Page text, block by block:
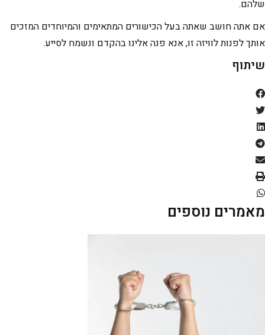
שלהם.
אם אתה חושב שאתה בעל הכישורים המתאימים והמיוחדים המזכים
אותך לפנות לוויזה זו, אנא פנה אלינו בהקדם ונשמח לסייע.
שיתוף
מאמרים נוספים